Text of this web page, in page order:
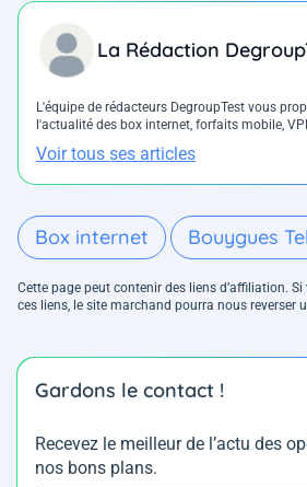
La Rédaction
L'équipe de rédacteurs DegroupTest vous
l'actualité des box internet, forfaits mobile,
Voir tous ses articles
Box internet Bouygues
Cette page peut contenir des liens d’affiliation.
ces liens, le site marchand pourra nous reverser
Gardons le contact !
Recevez le meilleur de l’actu des
nos bons plans.